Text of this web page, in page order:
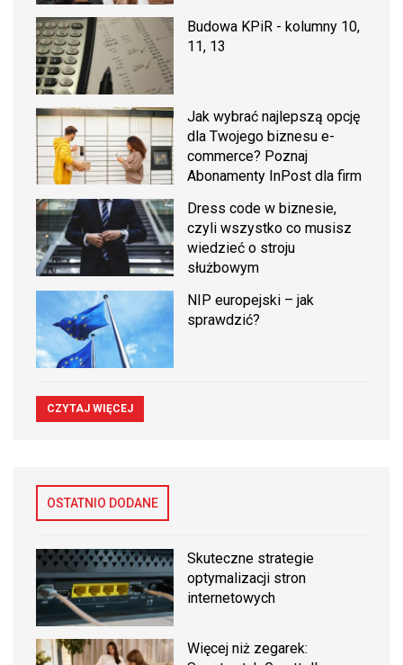
Budowa KPiR - kolumny 10,
11, 13
Jak wybrać najlepszą opcję
dla Twojego biznesu e-
commerce? Poznaj
Abonamenty InPost dla firm
Dress code w biznesie,
czyli wszystko co musisz
wiedzieć o stroju
służbowym
NIP europejski – jak
sprawdzić?
CZYTAJ WIĘCEJ
OSTATNIO DODANE
Skuteczne strategie
optymalizacji stron
internetowych
Więcej niż zegarek: